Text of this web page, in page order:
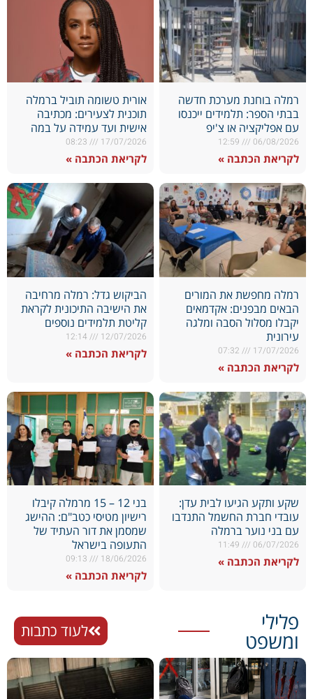
רמלה בוחנת מערכת חדשה
בבתי הספר: תלמידים ייכנסו
עם אפליקציה או צ'יפ
06/08/2026
לקריאת הכתבה »
אורית טשומה תוביל ברמלה
תוכנית לצעירים: מכתיבה
אישית ועד עמידה על במה
17/07/2026
לקריאת הכתבה »
רמלה מחפשת את המורים
הבאים מבפנים: אקדמאים
יקבלו מסלול הסבה ומלגה
עירונית
17/07/2026
לקריאת הכתבה »
הביקוש גדל: רמלה מרחיבה
את הישיבה התיכונית לקראת
קליטת תלמידים נוספים
12/07/2026
לקריאת הכתבה »
שקע ותקע הגיעו לבית עדן:
עובדי חברת החשמל התנדבו
עם בני נוער ברמלה
06/07/2026
לקריאת הכתבה »
בני 12 – 15 מרמלה קיבלו
רישיון מטיסי כטב"ם: ההישג
שמסמן את דור העתיד של
התעופה בישראל
18/06/2026
לקריאת הכתבה »
פלילי
ומשפט לעוד כתבות